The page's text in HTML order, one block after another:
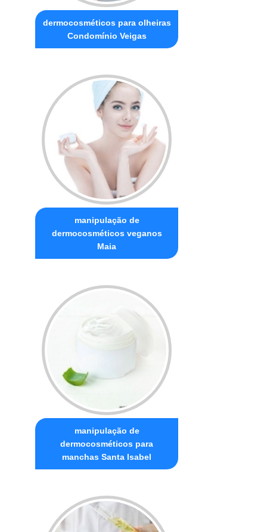
dermocosméticos para olheiras
Condomínio Veigas
manipulação de
dermocosméticos veganos
Maia
manipulação de
dermocosméticos para
manchas Santa Isabel